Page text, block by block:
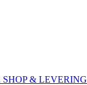
& LEVERING